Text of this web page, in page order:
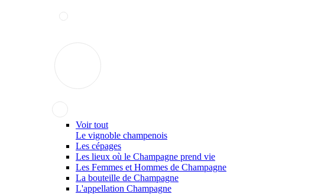
Voir tout
Le vignoble champenois
Les cépages
Les lieux où le Champagne prend vie
Les Femmes et Hommes de Champagne
La bouteille de Champagne
L'appellation Champagne